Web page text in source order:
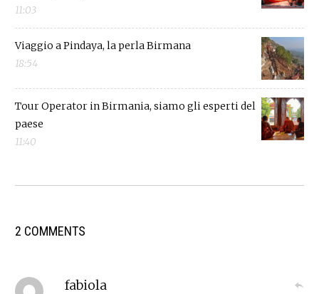
11:03
Viaggio a Pindaya, la perla Birmana
18:54
Tour Operator in Birmania, siamo gli esperti del
paese
11:40
2 COMMENTS
fabiola